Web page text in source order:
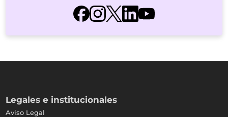
Legales e institucionales
Aviso Legal